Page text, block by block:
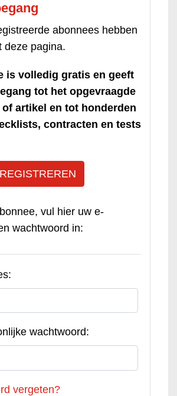
abonnees hebben
deze pagina.
is volledig gratis en geeft
tot het opgevraagde
artikel en tot honderden
contracten en tests
vul hier uw e-
wachtwoord in:
wachtwoord:
vergeten?